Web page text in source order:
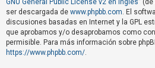
s
e
GNU General Public License v2 en Ingles”
ser descargada de www.phpbb.com. El
discusiones basadas en Internet y la GPL
que aprobamos y/o desaprobamos como
permisible. Para más información sobre
https://www.phpbb.com/.